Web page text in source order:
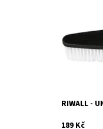
Dostupnost:
Kód:
Značka:
RIWALL -
189 Kč